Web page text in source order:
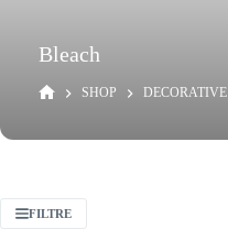
Bleach
SHOP DECORATIVE
FILTRE